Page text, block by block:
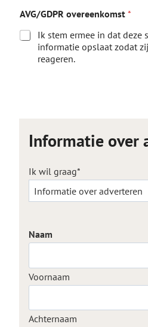
a
a
m
AVG/GDPR overeenkomst *
Ik stem ermee in dat deze
informatie opslaat zodat
reageren.
Informatie over
Ik wil graag*
Naam
Voornaam
Achternaam